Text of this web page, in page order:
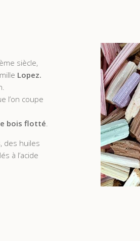
siècle,
Lopez.
l’on coupe
bois flotté.
des huiles
à l’acide